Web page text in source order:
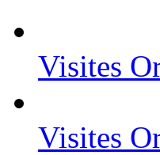
Visites
Visites